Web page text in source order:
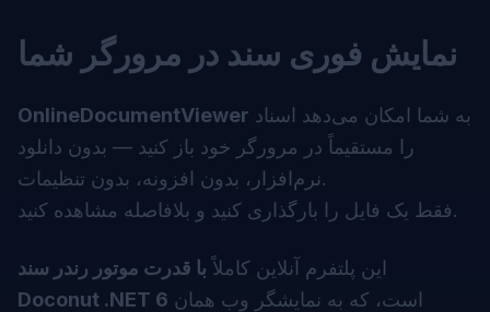
نمایش فوری سند در مرورگر شما
OnlineDocumentViewer
را مستقیماً در مرورگر خود باز کنید — بدون دانلود
نرم‌افزار، بدون افزونه، بدون تنظیمات.
فقط یک فایل را بارگذاری کنید و بلافاصله مشاهده کنید.
این پلتفرم آنلاین کاملاً با قدرت موتور رندر سند
Doconut .NET 6